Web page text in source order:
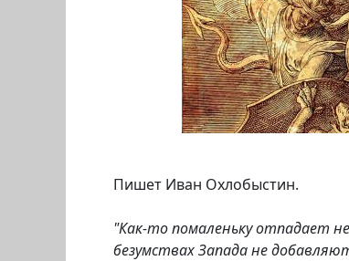
Пишет Иван Охлобыстин.
"Как-то помаленьку отпадает
безумствах Запада не